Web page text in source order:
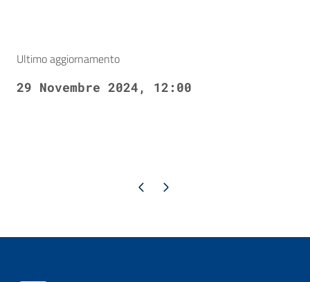
Ultimo aggiornamento
29 Novembre 2024, 12:00
Pagina precedente
Pagina successiva